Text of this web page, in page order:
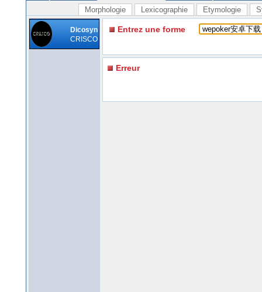
Morphologie Lexicographie Etymologie
Dicosyn
CRISCO
Entrez une forme
Erreur